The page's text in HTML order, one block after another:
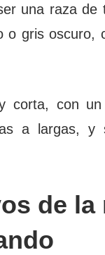
una raza de
o gris oscuro,
corta, con
a largas, y
de la